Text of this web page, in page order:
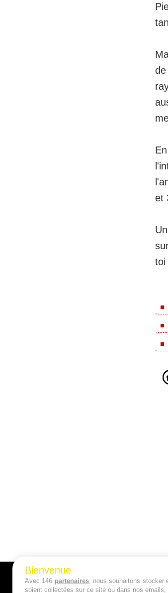
et
toi
A PROPOS
Bienvenue
Avec 146 partenaires, nous souhaitons stocker
soient collectées sur ce site ou dans nos